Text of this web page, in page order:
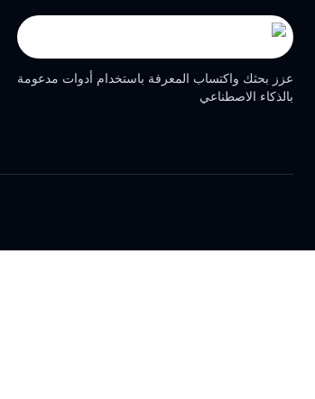
عزز بحثك واكتساب المعرفة باستخدام أدوات مدعومة
بالذكاء الاصطناعي